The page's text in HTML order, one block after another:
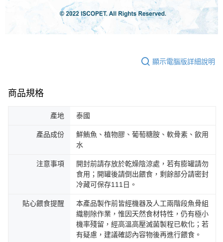
顯示電腦版詳細說明
商品規格
產地 泰國
產品成份
鮮鮪魚、植物膠、葡萄糖胺、軟骨素、飲用
水
注意事項
開封前請存放於乾燥陰涼處，若有膨罐請勿
食用；開罐後請倒出餵食，剩餘部分請密封
冷藏可保存111日。
貼心餵食提醒
本產品製作前皆經機器及人工兩階段魚骨組
織剔除作業，惟因天然食材特性，仍有極小
機率殘留，經高溫高壓滅菌製程已軟化；若
有疑慮，建議確認內容物後再進行餵食。